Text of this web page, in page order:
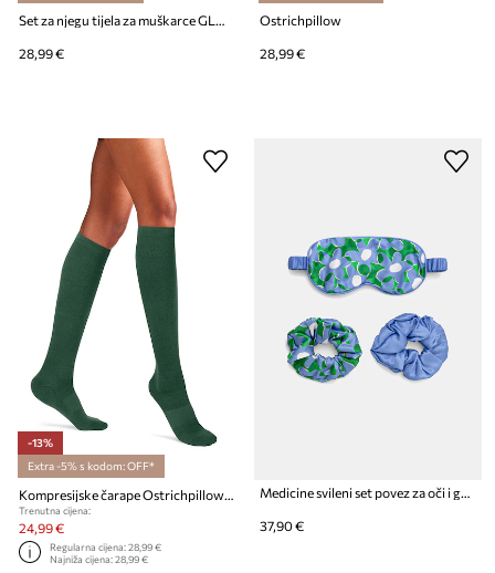
Set za njegu tijela za muškarce GLOV Smooth Duo for Man
28,99 €
Ostrichpillow
28,99 €
-13%
Extra -5% s kodom: OFF*
Kompresijske čarape Ostrichpillow Compression
Trenutna cijena:
24,99 €
Regularna cijena:28,99 €
Najniža cijena:28,99 €
Medicine svileni set povez za oči i gumice za kosu
37,90 €